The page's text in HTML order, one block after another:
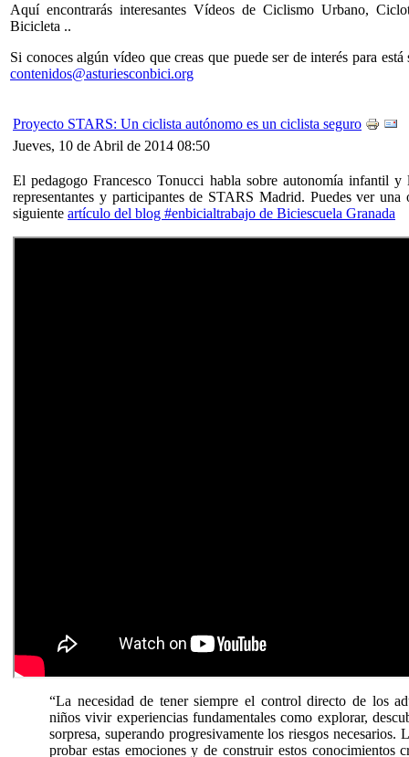
Aquí encontrarás interesantes Vídeos de Ciclismo Urbano,
Bicicleta ..
Si conoces algún vídeo que creas que puede ser de interés para
contenidos@asturiesconbici.org
Proyecto STARS: Un ciclista autónomo es un ciclista seguro
Jueves, 10 de Abril de 2014 08:50
El pedagogo Francesco Tonucci habla sobre autonomía infantil
representantes y participantes de STARS Madrid. Puedes ver
siguiente artículo del blog #enbicialtrabajo de Biciescuela Granada
“La necesidad de tener siempre el control directo de los
niños vivir experiencias fundamentales como explorar,
sorpresa, superando progresivamente los riesgos necesarios.
probar estas emociones y de construir estos conocimientos